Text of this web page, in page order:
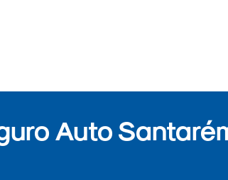
Auto